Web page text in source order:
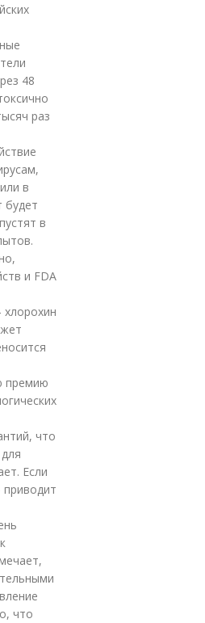
48
раз
в
будет
в
и FDA
премию
что
Если
что